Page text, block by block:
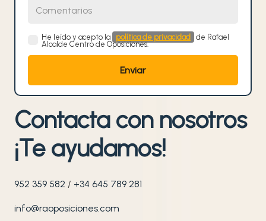
He leído y acepto la política de privacidad
de Rafael
Alcalde Centro de Oposiciones.
Contacta con nosotros
¡Te ayudamos!
952 359 582 / +34 645 789 281
info@raoposiciones.com